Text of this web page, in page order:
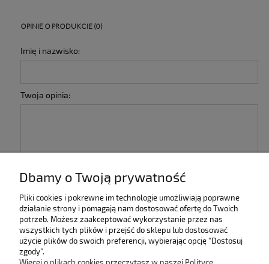
OPINIE O PRODUKCIE (0)
Imię i nazwisko:
Twoja opinia:
INFORMACJE
Dbamy o Twoją prywatność
Pliki cookies i pokrewne im technologie umożliwiają poprawne
działanie strony i pomagają nam dostosować ofertę do Twoich
potrzeb. Możesz zaakceptować wykorzystanie przez nas
wszystkich tych plików i przejść do sklepu lub dostosować
użycie plików do swoich preferencji, wybierając opcję "Dostosuj
zgody".